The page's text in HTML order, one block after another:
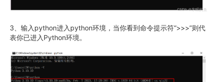
3、输入python进入python环境，当你看到命令提示符“>>>”则代
表你已进入Python环境。